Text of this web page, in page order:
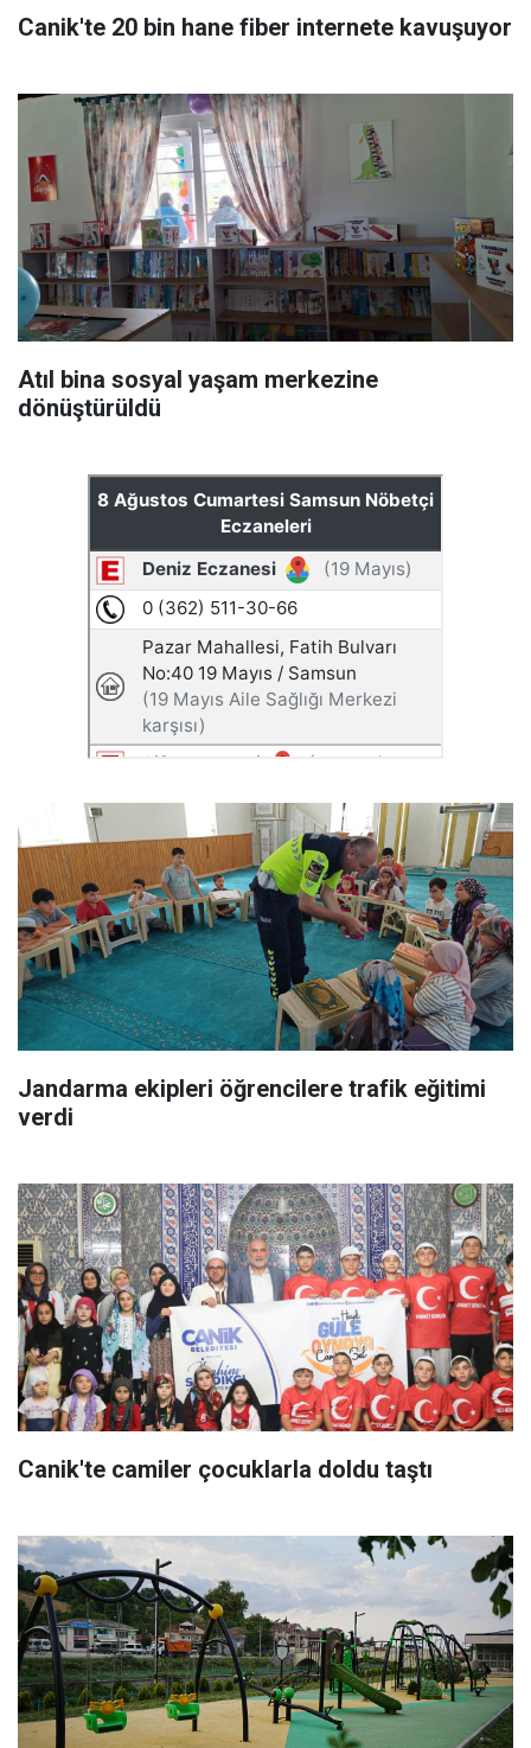
Canik'te 20 bin hane fiber internete kavuşuyor
Atıl bina sosyal yaşam merkezine
dönüştürüldü
Jandarma ekipleri öğrencilere trafik eğitimi
verdi
Canik'te camiler çocuklarla doldu taştı